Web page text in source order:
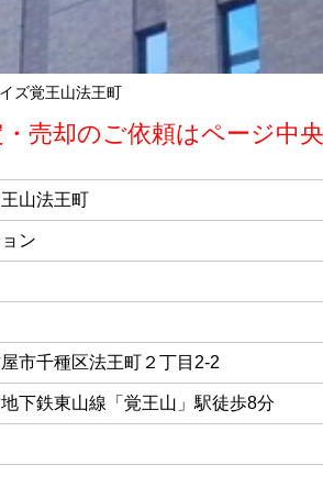
ズ覚王山法王町
売却のご依頼はページ中
山法王町
ン
市千種区法王町２丁目2-2
下鉄東山線「覚王山」駅徒歩8分